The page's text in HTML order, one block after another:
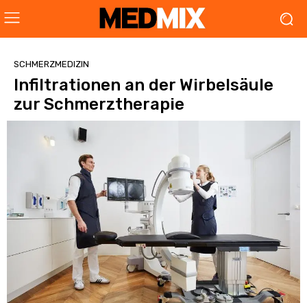
SCHMERZMEDIZIN
Infiltrationen an der Wirbelsäule
zur Schmerztherapie